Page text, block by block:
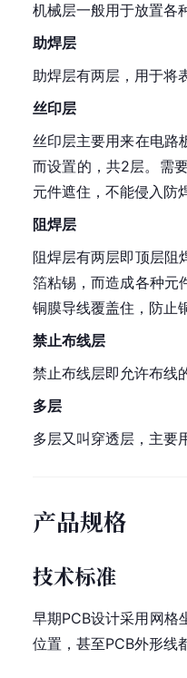
机械层一般用于放置各
助焊层
助焊层有两层，用于将
丝印层
丝印层主要用来在电路
而设置的，共2层。需
元件遮住，不能侵入防
阻焊层
阻焊层有两层即顶层阻
箔粘锡，而造成各种元
铜膜导线覆盖住，防止
禁止布线层
禁止布线层即允许布线
多层
多层又叫穿透层，主要
产品规格
技术标准
早期PCB设计采用网格
位置，甚至PCB外形线